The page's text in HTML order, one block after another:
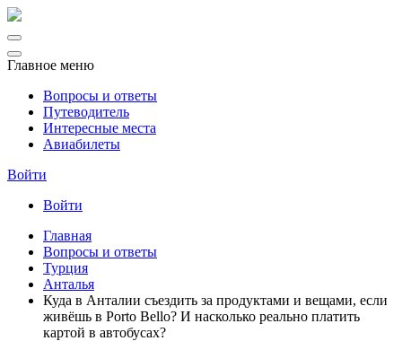
Главное меню
Вопросы и ответы
Путеводитель
Интересные места
Авиабилеты
Войти
Войти
Главная
Вопросы и ответы
Турция
Анталья
Куда в Анталии съездить за продуктами и вещами, если
живёшь в Porto Bello? И насколько реально платить
картой в автобусах?